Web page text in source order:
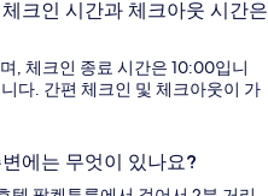
크인 시간과 체크아웃 시간은
, 체크인 종료 시간은 10:00입니
다. 간편 체크인 및 체크아웃이 가
에는 무엇이 있나요?